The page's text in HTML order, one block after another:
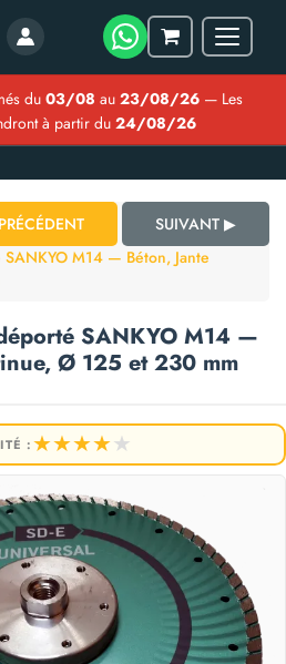
Mon
Menu
du 03/08 au 23/08/26— Les
à partir du 24/08/26
SUIVANT ▶
M14 — Béton, Jante
SANKYO M14 —
Ø 125 et 230 mm
:★★★★★